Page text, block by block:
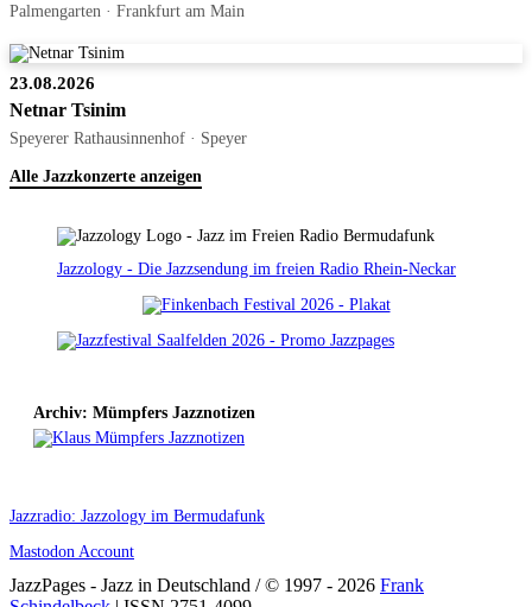
Palmengarten · Frankfurt am Main
23.08.2026
Netnar Tsinim
Speyerer Rathausinnenhof · Speyer
Alle Jazzkonzerte anzeigen
Jazzology - Die Jazzsendung im freien Radio Rhein-Neckar
Archiv: Mümpfers Jazznotizen
Jazzradio: Jazzology im Bermudafunk
Mastodon Account
JazzPages - Jazz in Deutschland / © 1997 - 2026 Frank